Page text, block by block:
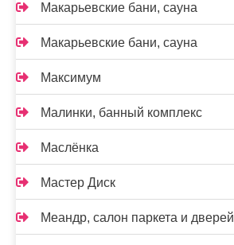
Макарьевские бани, сауна
Макарьевские бани, сауна
Максимум
Малинки, банный комплекс
Маслёнка
Мастер Диск
Меандр, салон паркета и дверей